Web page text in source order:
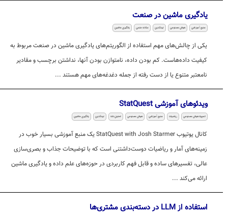
یادگیری ماشین در صنعت
منبع آموزشی هوش مصنوعی لینکدین مقاله علمی یادگیری ماشین
یکی از چالش‌های مهم استفاده از الگوریتم‌های یادگیری ماشین در صنعت مربوط به
کیفیت داده‌هاست. کم بودن داده، نامتوازن بودن آنها، نداشتن برچسب و مقادیر
نامعتبر متنوع یا از دست رفته از جمله دغدغه‌های مهم هستند ...
ویدئوهای آموزشی StatQuest
المپیاد هوش مصنوعی ریاضیات منبع آموزشی هوش مصنوعی تحلیل داده لینکدین یادگیری ماشین
کانال یوتیوب StatQuest with Josh Starmer یک منبع آموزشی بسیار خوب در
زمینه‌های آمار و ریاضیات دوست‌داشتنی است که با توضیحات جذاب و بصری‌سازی
عالی، تفسیرهای ساده و قابل فهم کاربردی در حوزه‌های علم داده و یادگیری ماشین
ارائه می‌کند ...
استفاده از LLM در دسته‌بندی مشتری‌ها